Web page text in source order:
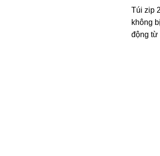
Túi zip
không
động từ